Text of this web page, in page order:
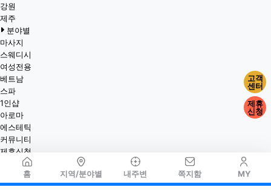
홈 지역/분야별 내주변 쪽지함 MY
강원
제주
분야별
마사지
스웨디시
여성전용
베트남
스파
1인샵
아로마
에스테틱
커뮤니티
제휴신청
고객
센터
제휴
신청